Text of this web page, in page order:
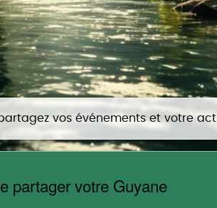
vos événements et votre
partager votre Guyane